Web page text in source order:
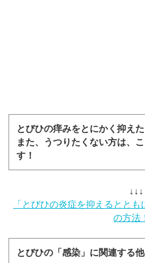
とびひの痒みをとにかく抑え
また、うつりたくない方は、
す！
↓↓↓
「とびひの炎症を抑えるとと
の方法
とびひの「感染」に関連する